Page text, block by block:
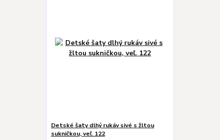
Detské šaty dlhý rukáv sivé s žltou
sukničkou, veľ. 122